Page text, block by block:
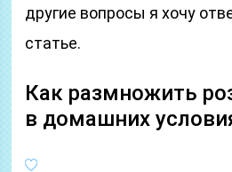
другие вопросы я хочу
статье.
Как размножить
в домашних